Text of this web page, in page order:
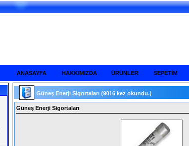
ANASAYFA HAKKIMIZDA ÜRÜNLER SEPETİM
Güneş Enerji Sigortaları (9016 kez okundu.)
Güneş Enerji Sigortaları